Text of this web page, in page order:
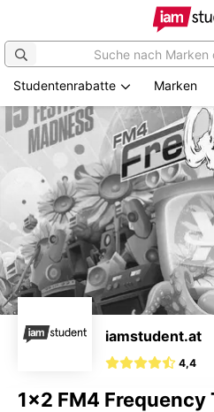
Zum
Hauptinhalt
springen
Studentenrabatte Marken
iamstudent.at
4,4
1x2 FM4